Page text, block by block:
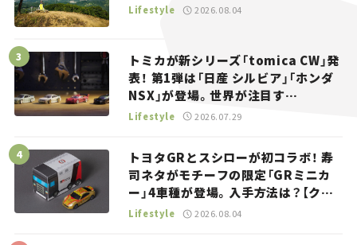
Lifestyle 2026.08.04
トミカが新シリーズ「tomica CW」発
表！ 第1弾は「日産 シルビア」「ホンダ
NSX」が登場。世界が注目す
る“JDM”に焦点【クルマとホビー】
Lifestyle 2026.07.29
トヨタGRとスシローが初コラボ！ 寿
司ネタがモチーフの限定「GRミニカ
ー」4車種が登場。入手方法は？【クル
マとホビー】
Lifestyle 2026.08.04